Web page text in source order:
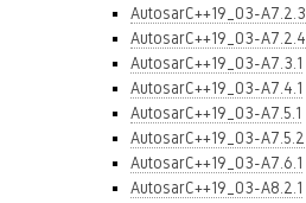
AutosarC++19_03-A7.2.3
AutosarC++19_03-A7.2.4
AutosarC++19_03-A7.3.1
AutosarC++19_03-A7.4.1
AutosarC++19_03-A7.5.1
AutosarC++19_03-A7.5.2
AutosarC++19_03-A7.6.1
AutosarC++19_03-A8.2.1